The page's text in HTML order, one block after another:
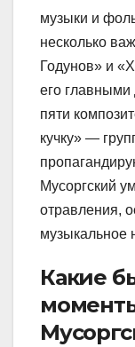
музыки и
несколько
Годунов» и
его
пяти
кучку» —
Мусоргский
отравления,
музыкальное
Какие